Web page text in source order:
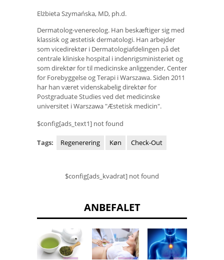
Elżbieta Szymańska, MD, ph.d.
Dermatolog-venereolog. Han beskæftiger sig med
klassisk og æstetisk dermatologi. Han arbejder
som vicedirektør i Dermatologiafdelingen på det
centrale kliniske hospital i indenrigsministeriet og
som direktør for til medicinske anliggender, Center
for Forebyggelse og Terapi i Warszawa. Siden 2011
har han været videnskabelig direktør for
Postgraduate Studies ved det medicinske
universitet i Warszawa "Æstetisk medicin".
$config[ads_text1] not found
Tags: Regenerering Køn Check-Out
$config[ads_kvadrat] not found
ANBEFALET